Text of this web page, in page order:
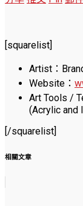
[squarelist]
Artist：
Website：
Art Tools /
(Acrylic and
[/squarelist]
相關文章